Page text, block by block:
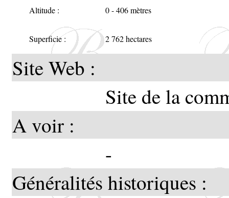
Altitude :
0 - 406 mètres
Superficie : 2 762 hectares
Site Web :
Site de la
A voir :
-
Généralités historiques :